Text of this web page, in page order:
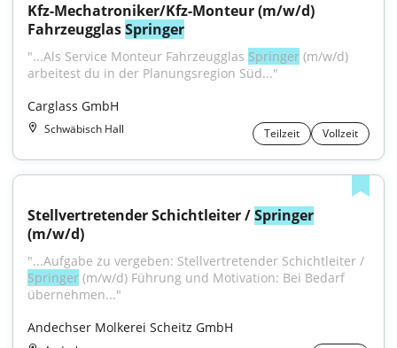
Kfz-Mechatroniker/Kfz-Monteur (m/w/d)
Fahrzeugglas Springer
"...Als Service Monteur Fahrzeugglas Springer (m/w/d)
arbeitest du in der Planungsregion Süd..."
Carglass GmbH
Schwäbisch Hall Teilzeit Vollzeit
Stellvertretender Schichtleiter / Springer
(m/w/d)
Springer (m/w/d) Führung und Motivation: Bei Bedarf
übernehmen..."
Andechser Molkerei Scheitz GmbH